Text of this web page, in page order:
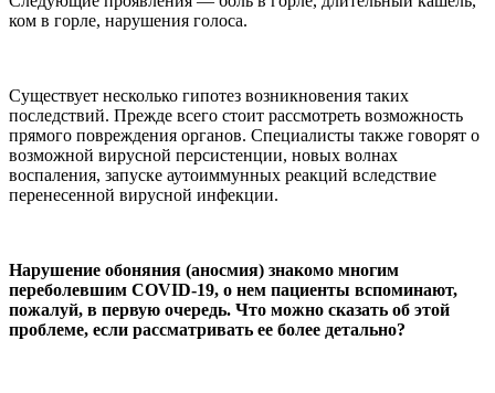
ком в горле, нарушения голоса.
Существует несколько гипотез возникновения таких
последствий. Прежде всего стоит рассмотреть возможность
прямого повреждения органов. Специалисты также говорят о
возможной вирусной персистенции, новых волнах
воспаления, запуске аутоиммунных реакций вследствие
перенесенной вирусной инфекции.
Нарушение обоняния (аносмия) знакомо многим
переболевшим COVID-19, о нем пациенты вспоминают,
пожалуй, в первую очередь. Что можно сказать об этой
проблеме, если рассматривать ее более детально?